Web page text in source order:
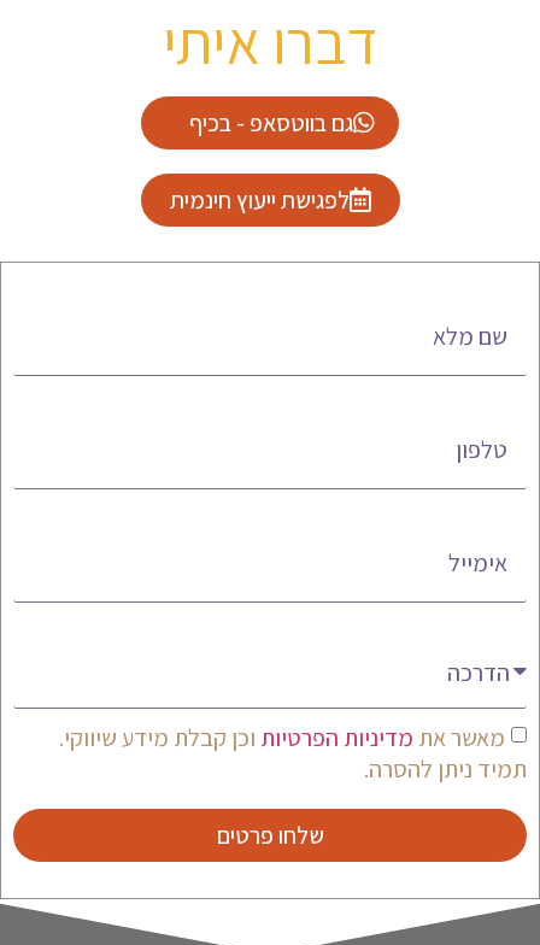
דברו איתי
גם בווטסאפ - בכיף
לפגישת ייעוץ חינמית
מאשר את מדיניות הפרטיות וכן קבלת מידע שיווקי.
תמיד ניתן להסרה.
שלחו פרטים